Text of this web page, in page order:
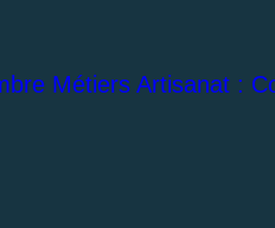
Métiers Artisanat :